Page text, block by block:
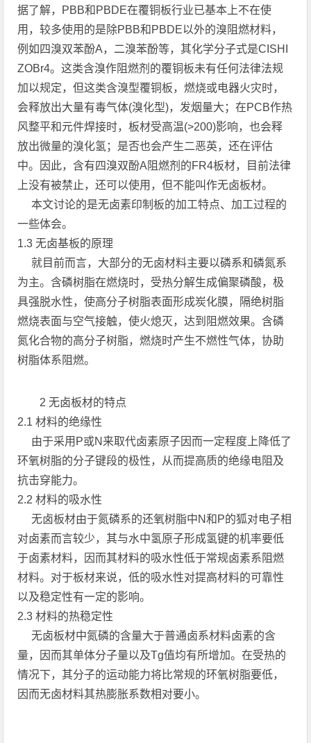
据了解，PBB和PBDE在覆铜板行业已基本上不在使
用，较多使用的是除PBB和PBDE以外的溴阻燃材料，
例如四溴双苯酚A，二溴苯酚等，其化学分子式是CISHI
ZOBr4。这类含溴作阻燃剂的覆铜板未有任何法律法规
加以规定，但这类含溴型覆铜板，燃烧或电器火灾时，
会释放出大量有毒气体(溴化型)，发烟量大；在PCB作热
风整平和元件焊接时，板材受高温(>200)影响，也会释
放出微量的溴化氢；是否也会产生二恶英，还在评估
中。因此，含有四溴双酚A阻燃剂的FR4板材，目前法律
上没有被禁止，还可以使用，但不能叫作无卤板材。
本文讨论的是无卤素印制板的加工特点、加工过程的
一些体会。
1.3 无卤基板的原理
就目前而言，大部分的无卤材料主要以磷系和磷氮系
为主。含磷树脂在燃烧时，受热分解生成偏聚磷酸，极
具强脱水性，使高分子树脂表面形成炭化膜，隔绝树脂
燃烧表面与空气接触，使火熄灭，达到阻燃效果。含磷
氮化合物的高分子树脂，燃烧时产生不燃性气体，协助
树脂体系阻燃。
2 无卤板材的特点
2.1 材料的绝缘性
由于采用P或N来取代卤素原子因而一定程度上降低了
环氧树脂的分子键段的极性，从而提高质的绝缘电阻及
抗击穿能力。
2.2 材料的吸水性
无卤板材由于氮磷系的还氧树脂中N和P的狐对电子相
对卤素而言较少，其与水中氢原子形成氢键的机率要低
于卤素材料，因而其材料的吸水性低于常规卤素系阻燃
材料。对于板材来说，低的吸水性对提高材料的可靠性
以及稳定性有一定的影响。
2.3 材料的热稳定性
无卤板材中氮磷的含量大于普通卤系材料卤素的含
量，因而其单体分子量以及Tg值均有所增加。在受热的
情况下，其分子的运动能力将比常规的环氧树脂要低，
因而无卤材料其热膨胀系数相对要小。